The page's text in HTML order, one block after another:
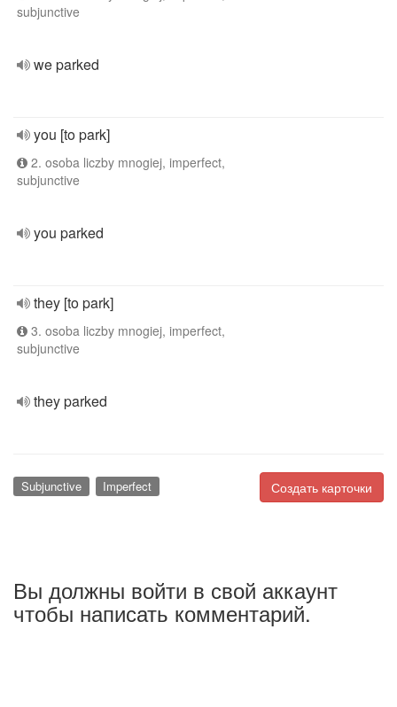
subjunctive
we parked
you [to park]
2. osoba liczby mnogiej, imperfect,
subjunctive
you parked
they [to park]
3. osoba liczby mnogiej, imperfect,
subjunctive
they parked
Создать карточки
Subjunctive Imperfect
Вы должны войти в свой аккаунт
чтобы написать комментарий.